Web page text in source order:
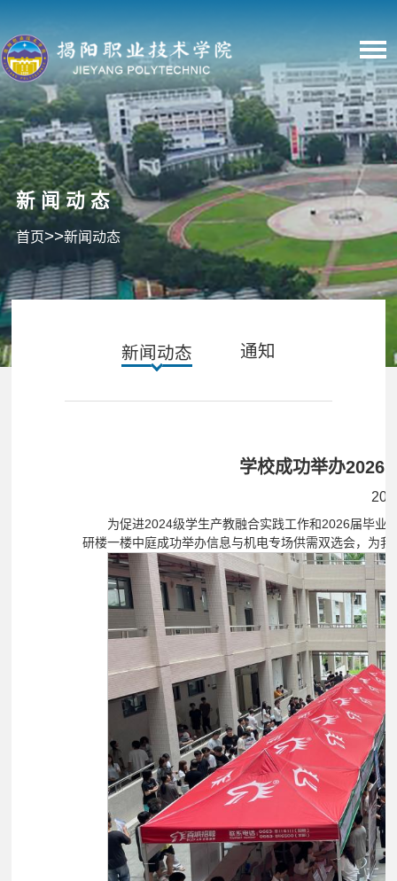
新闻动态
首页>>新闻动态
学校成功举办2026
为促进2024级学生产教融合实践工作和2026届毕业
研楼一楼中庭成功举办信息与机电专场供需双选会，为